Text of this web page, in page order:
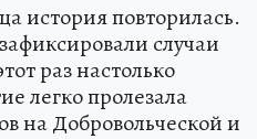
история повторилась.
случаи
раз настолько
легко пролезала
на Добровольческой и